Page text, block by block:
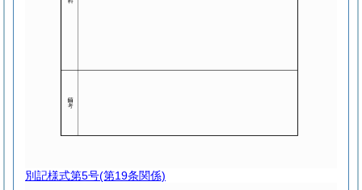
別記様式第5号(第19条関係)